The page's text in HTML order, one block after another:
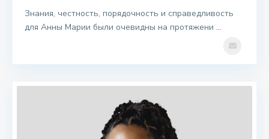
Знания, честность, порядочность и справедливость
для Анны Марии были очевидны на протяжени ...